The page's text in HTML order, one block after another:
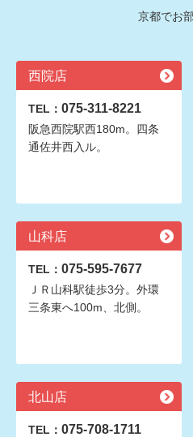
京都でお
西院店
TEL： 075-311-8221
阪急西院駅西180m。四条
通佐井西入ル。
山科店
TEL： 075-595-7677
ＪＲ山科駅徒歩3分。外環
三条東へ100m、北側。
北山店
TEL： 075-708-1711